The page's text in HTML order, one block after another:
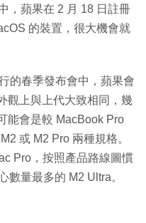
，蘋果在 2 月 18 日註冊
的裝置，很大機會就
的春季發布會中，蘋果會
觀上與上代大致相同，幾
能會是較 MacBook Pro
或 M2 Pro 兩種規格。
Pro，按照產品路線圖慣
數量最多的 M2 Ultra。